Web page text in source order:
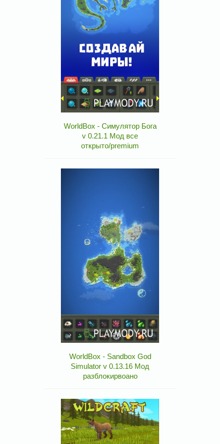
WorldBox - Симулятор Бога
v 0.21.1 Мод все
открыто/premium
WorldBox - Sandbox God
Simulator v 0.13.16 Мод
разблокирвоано